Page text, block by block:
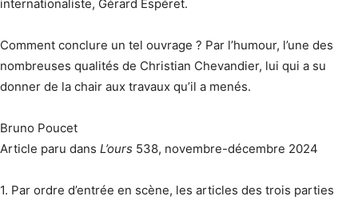
internationaliste, Gérard Espéret.
Comment conclure un tel ouvrage ? Par l’humour, l’une des
nombreuses qualités de Christian Chevandier, lui qui a su
donner de la chair aux travaux qu’il a menés.
Bruno Poucet
Article paru dans L’ours 538, novembre-décembre 2024
1. Par ordre d’entrée en scène, les articles des trois parties